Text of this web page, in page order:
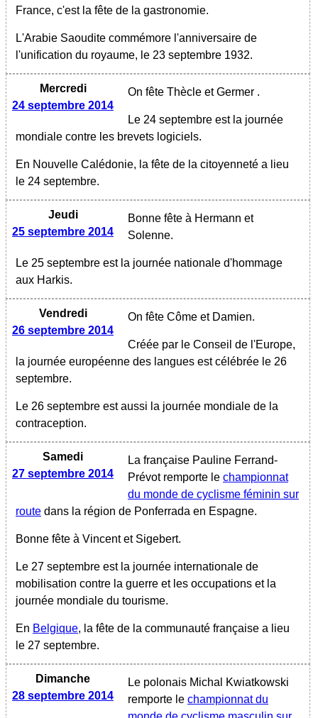
France, c'est la fête de la gastronomie.
L'Arabie Saoudite commémore l'anniversaire de
l'unification du royaume, le 23 septembre 1932.
Mercredi
24 septembre 2014
On fête Thècle et Germer .
Le 24 septembre est la journée
mondiale contre les brevets logiciels.
En Nouvelle Calédonie, la fête de la citoyenneté a lieu
le 24 septembre.
Jeudi
25 septembre 2014
Bonne fête à Hermann et
Solenne.
Le 25 septembre est la journée nationale d'hommage
aux Harkis.
Vendredi
26 septembre 2014
On fête Côme et Damien.
Créée par le Conseil de l'Europe,
la journée européenne des langues est célébrée le 26
septembre.
Le 26 septembre est aussi la journée mondiale de la
contraception.
Samedi
27 septembre 2014
La française Pauline Ferrand-
Prévot remporte le championnat
du monde de cyclisme féminin sur
route dans la région de Ponferrada en Espagne.
Bonne fête à Vincent et Sigebert.
Le 27 septembre est la journée internationale de
mobilisation contre la guerre et les occupations et la
journée mondiale du tourisme.
En Belgique, la fête de la communauté française a lieu
le 27 septembre.
Dimanche
28 septembre 2014
Le polonais Michal Kwiatkowski
remporte le championnat du